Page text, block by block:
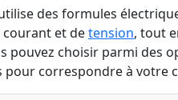
des formules
courant et detension, tout
pouvez choisir parmi des
pour correspondre à votre